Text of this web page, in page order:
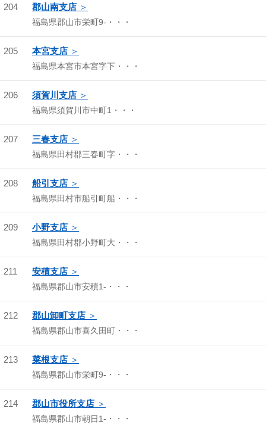
204 郡山南支店
福島県郡山市栄町9-・・・
205 本宮支店
福島県本宮市本宮字下・・・
206 須賀川支店
福島県須賀川市中町1・・・
207 三春支店
福島県田村郡三春町字・・・
208 船引支店
福島県田村市船引町船・・・
209 小野支店
福島県田村郡小野町大・・・
211 安積支店
福島県郡山市安積1-・・・
212 郡山卸町支店
福島県郡山市喜久田町・・・
213 菜根支店
福島県郡山市栄町9-・・・
214 郡山市役所支店
福島県郡山市朝日1-・・・